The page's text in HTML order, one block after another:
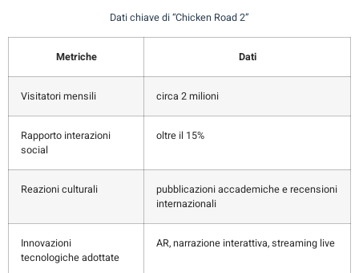
Dati chiave di “Chicken Road 2”
Metriche Dati
Visitatori mensili circa 2 milioni
Rapporto interazioni
social
oltre il 15%
Reazioni culturali
pubblicazioni accademiche e recensioni
internazionali
Innovazioni
tecnologiche adottate
AR, narrazione interattiva, streaming live